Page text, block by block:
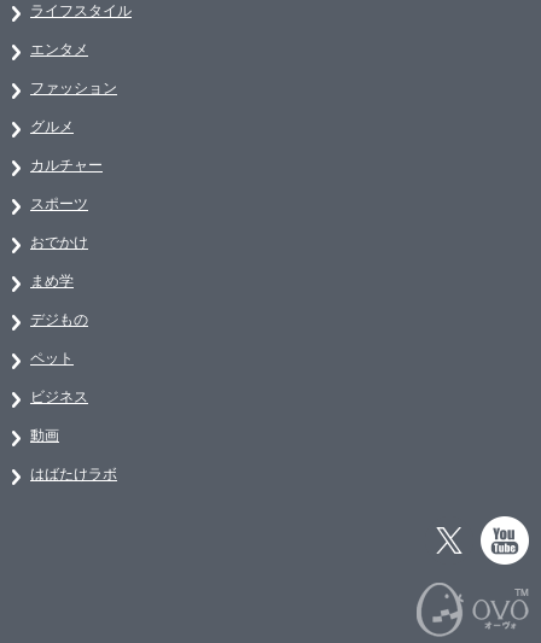
ライフスタイル
エンタメ
ファッション
グルメ
カルチャー
スポーツ
おでかけ
まめ学
デジもの
ペット
ビジネス
動画
はばたけラボ